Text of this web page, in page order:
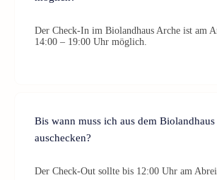
Der Check-In im Biolandhaus Arche ist am
14:00 – 19:00 Uhr möglich.
Bis wann muss ich aus dem Biolandhaus
auschecken?
Der Check-Out sollte bis 12:00 Uhr am